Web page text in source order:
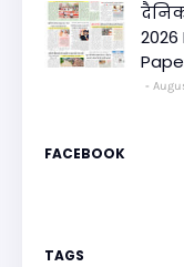
2026
FACEBOOK
TAGS